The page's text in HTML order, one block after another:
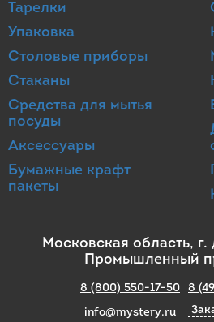
Тарелки
Упаковка
Столовые приборы
Стаканы
Средства для мытья
посуды
Аксессуары
Бумажные крафт
пакеты
Московская область,
Промышленный
8 (800) 550-17-50
info@mystery.ru
8